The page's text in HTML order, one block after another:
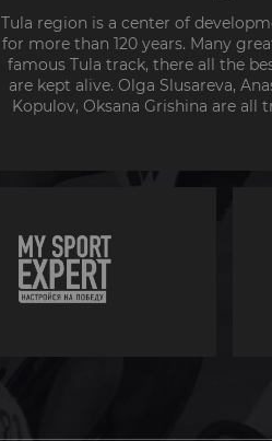
Tula region is a center of
for more than 120 years. Many
famous Tula track, there all the
are kept alive. Olga Slusareva,
Kopulov, Oksana Grishina are all